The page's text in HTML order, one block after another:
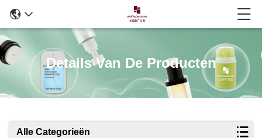
Details Van De Producten
Alle Categorieën